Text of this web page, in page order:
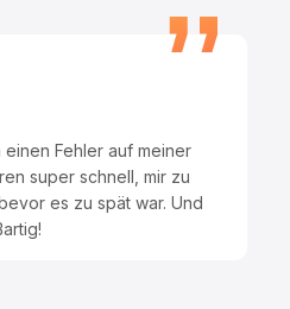
Fehler auf meiner
super schnell, mir zu
es zu spät war. Und